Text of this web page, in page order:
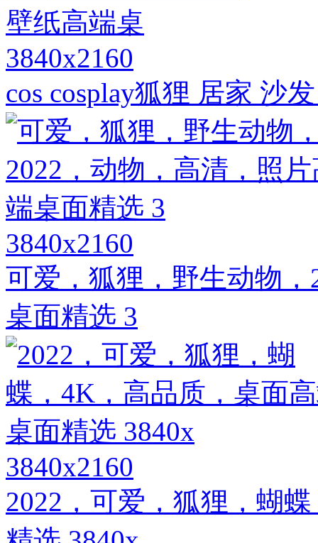
3840x2160
cos cosplay狐狸 居家 沙
3840x2160
可爱，狐狸，野生动物
桌面精选 3
3840x2160
2022，可爱，狐狸，蝴